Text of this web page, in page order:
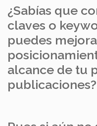
¿Sabías que
claves o
puedes
alcance de tu
publicaciones?